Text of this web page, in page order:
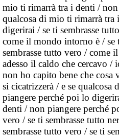
mio ti rimarrà tra i denti /
qualcosa di mio ti rimarrà
digerirai / se ti sembrasse
come il mondo intorno è / se
sembrasse tutto vero / come
adesso il caldo che cercavo /
non ho capito bene che cosa
si cicatrizzerà / e se
piangere perché poi lo
denti / non piangere perché
vero / se ti sembrasse tutto
sembrasse tutto vero / se ti